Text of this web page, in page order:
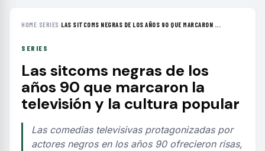
HOME› SERIES ›LAS SITCOMS NEGRAS DE LOS AÑOS 90 QUE MARCARON ...
SERIES
Las sitcoms negras de los
años 90 que marcaron la
televisión y la cultura popular
Las comedias televisivas protagonizadas por
actores negros en los años 90 ofrecieron risas,